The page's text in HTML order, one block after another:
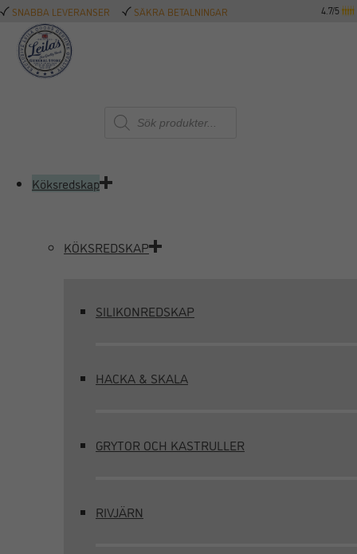
SNABBA LEVERANSER SÄKRA BETALNINGAR 4.7/5
Produktsökning
Köksredskap
KÖKSREDSKAP
SILIKONREDSKAP
HACKA & SKALA
GRYTOR OCH KASTRULLER
RIVJÄRN